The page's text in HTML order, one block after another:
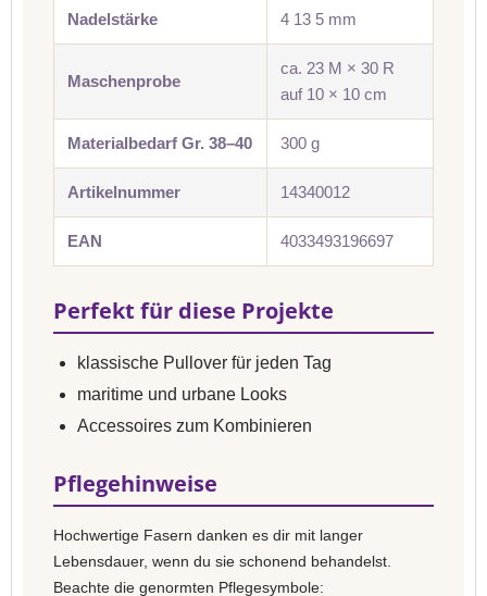
Nadelstärke 4 13 5 mm
Maschenprobe
ca. 23 M × 30 R
auf 10 × 10 cm
Materialbedarf Gr. 38–40 300 g
Artikelnummer 14340012
EAN 4033493196697
Perfekt für diese Projekte
klassische Pullover für jeden Tag
maritime und urbane Looks
Accessoires zum Kombinieren
Pflegehinweise
Hochwertige Fasern danken es dir mit langer
Lebensdauer, wenn du sie schonend behandelst.
Beachte die genormten Pflegesymbole: